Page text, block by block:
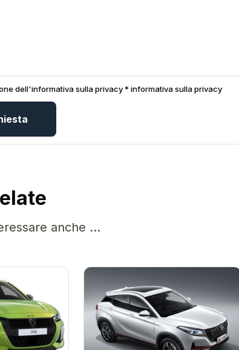
dell'informativa sulla privacy * informativa sulla privacy
anche ...